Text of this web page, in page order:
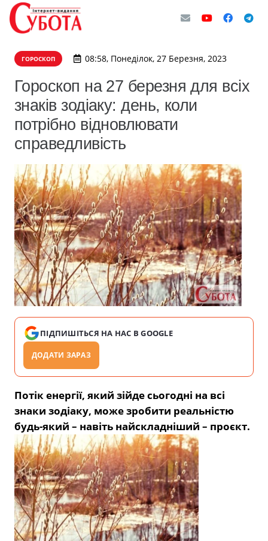
ГОРОСКОП 08:58, Понеділок, 27 Березня, 2023
Гороскоп на 27 березня для всіх
знаків зодіаку: день, коли
потрібно відновлювати
справедливість
ПІДПИШІТЬСЯ НА НАС В GOOGLE
ДОДАТИ ЗАРАЗ
Потік енергії, який зійде сьогодні на всі
знаки зодіаку, може зробити реальністю
будь-який – навіть найскладніший – проєкт.